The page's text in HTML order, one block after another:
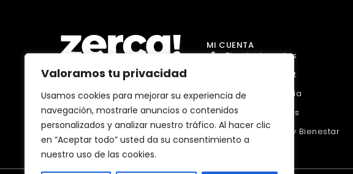
Valoramos tu privacidad
Usamos cookies para mejorar su experiencia de
navegación, mostrarle anuncios o contenidos
personalizados y analizar nuestro tráfico. Al hacer clic
en “Aceptar todo” usted da su consentimiento a
nuestro uso de las cookies.
Comercios, productores y
distribuidores locales. Pagan
impuestos aquí, y dinamizan
economía y empleo en tu
comunidad.
MI CUENTA
Tienda Juguetes
Tienda Gourmet
Tienda Droguería
Tienda Mascotas
Tienda Belleza y Bienestar